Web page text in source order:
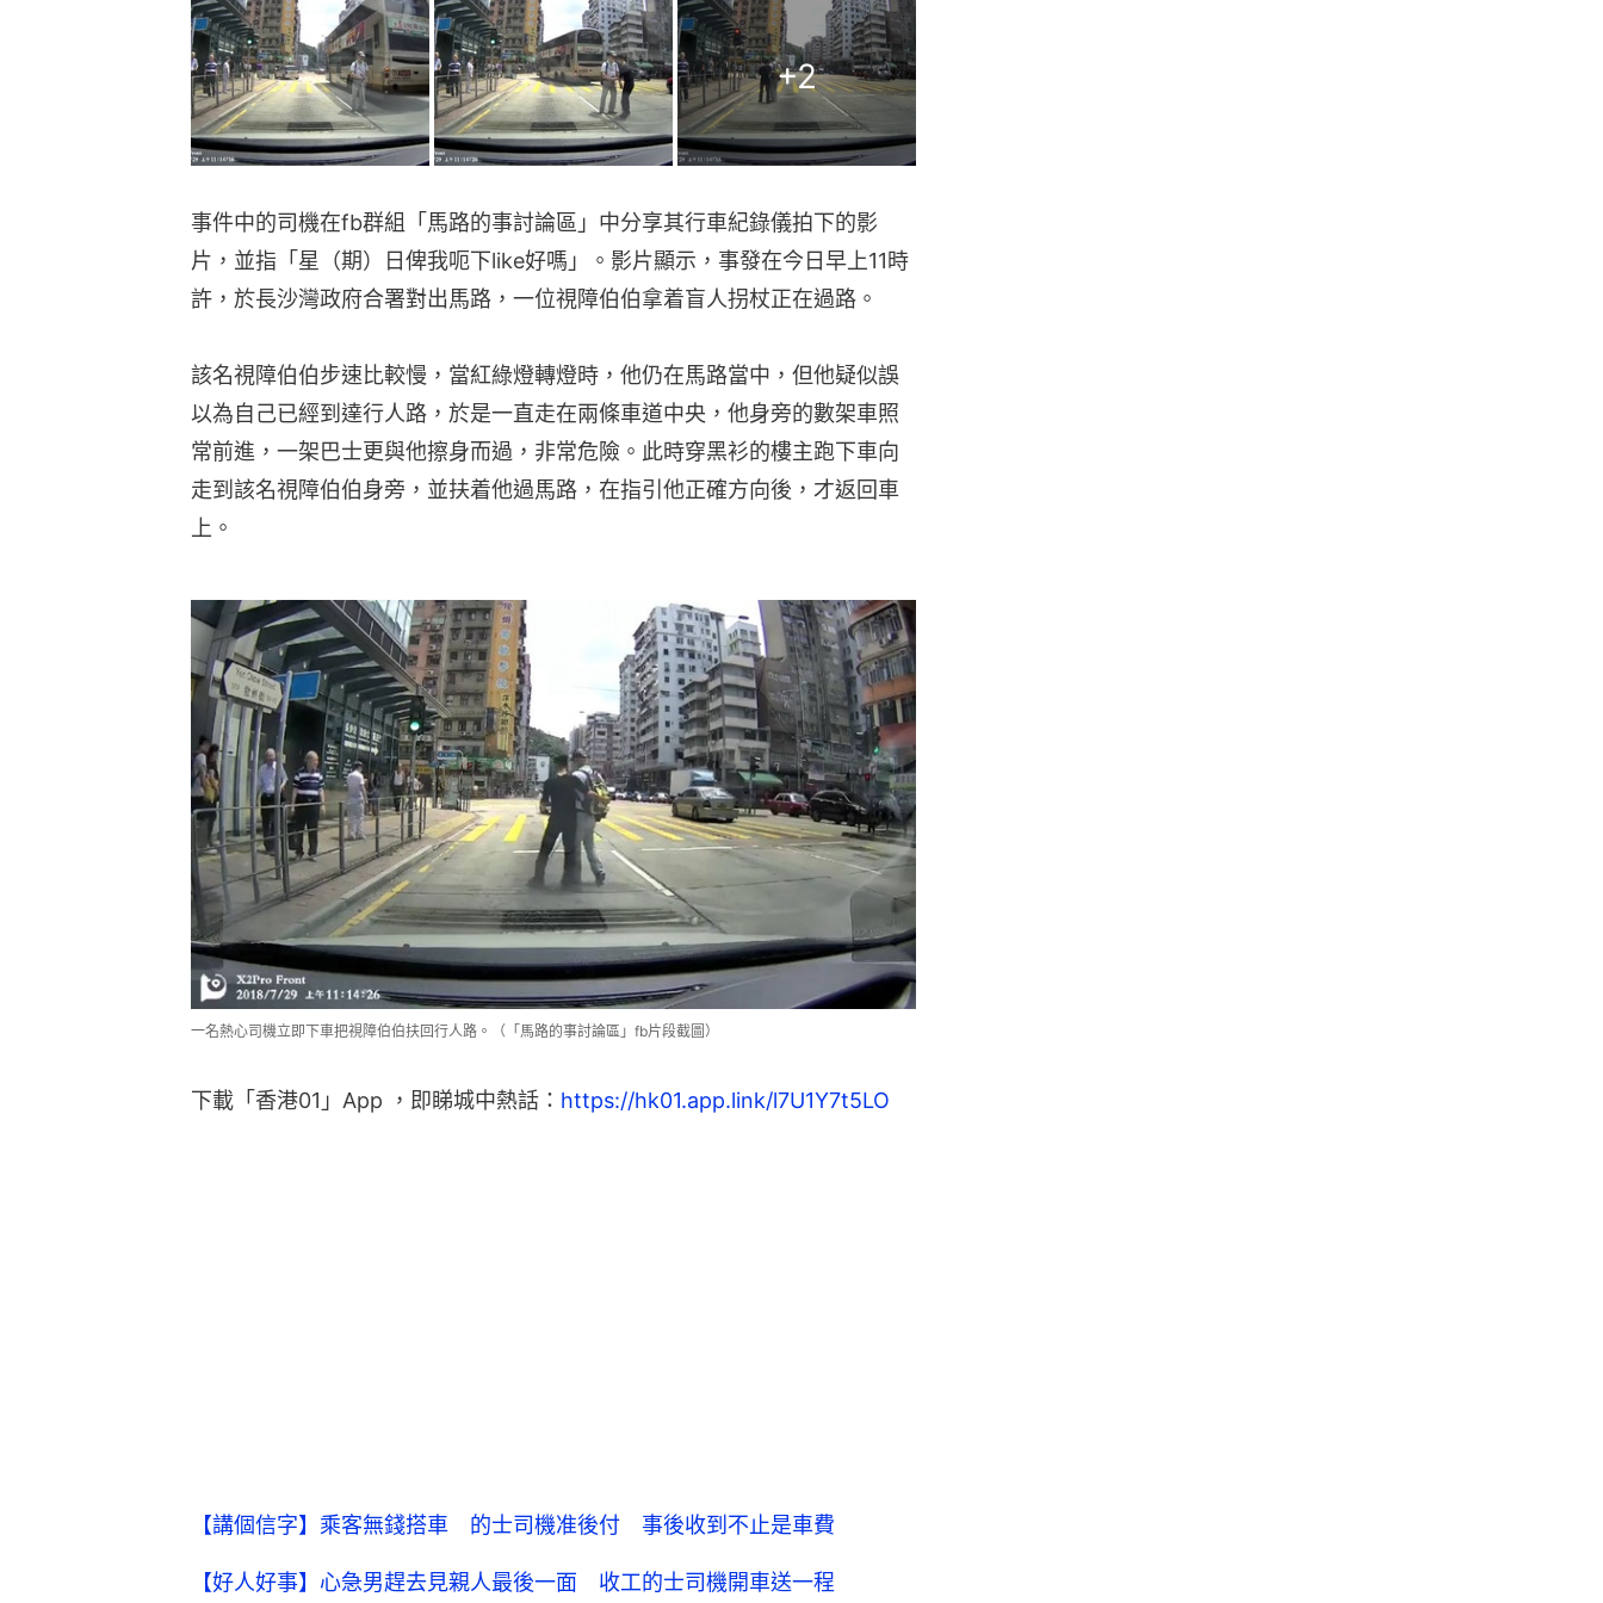
+2
事件中的司機在fb群組「馬路的事討論區」中分享其行車紀錄儀拍下的影
片，並指「星（期）日俾我呃下like好嗎」。影片顯示，事發在今日早上11時
許，於長沙灣政府合署對出馬路，一位視障伯伯拿着盲人拐杖正在過路。
該名視障伯伯步速比較慢，當紅綠燈轉燈時，他仍在馬路當中，但他疑似誤
以為自己已經到達行人路，於是一直走在兩條車道中央，他身旁的數架車照
常前進，一架巴士更與他擦身而過，非常危險。此時穿黑衫的樓主跑下車向
走到該名視障伯伯身旁，並扶着他過馬路，在指引他正確方向後，才返回車
上。
一名熱心司機立即下車把視障伯伯扶回行人路。（「馬路的事討論區」fb片段截圖）
下載「香港01」App ，即睇城中熱話： https://hk01.app.link/l7U1Y7t5LO
【講個信字】乘客無錢搭車 的士司機准後付 事後收到不止是車費
【好人好事】心急男趕去見親人最後一面 收工的士司機開車送一程